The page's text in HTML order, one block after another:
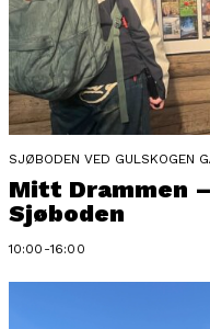
SJØBODEN VED GULSKOGEN
Mitt Drammen
Sjøboden
10:00-16:00